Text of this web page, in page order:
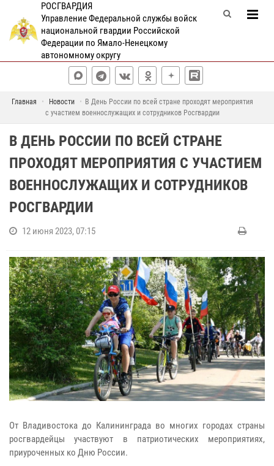
РОСГВАРДИЯ
Управление Федеральной службы войск
национальной гвардии Российской
Федерации по Ямало-Ненецкому
автономному округу
Главная Новости
В День России по всей стране проходят мероприятия
с участием военнослужащих и сотрудников Росгвардии
В ДЕНЬ РОССИИ ПО ВСЕЙ СТРАНЕ
ПРОХОДЯТ МЕРОПРИЯТИЯ С УЧАСТИЕМ
ВОЕННОСЛУЖАЩИХ И СОТРУДНИКОВ
РОСГВАРДИИ
12 июня 2023, 07:15
От Владивостока до Калининграда во многих городах страны
росгвардейцы участвуют в патриотических мероприятиях,
приуроченных ко Дню России.